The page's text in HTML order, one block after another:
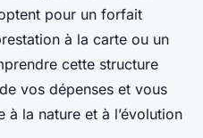
pour un forfait
à la carte ou un
cette structure
vos dépenses et vous
la nature et à l’évolution